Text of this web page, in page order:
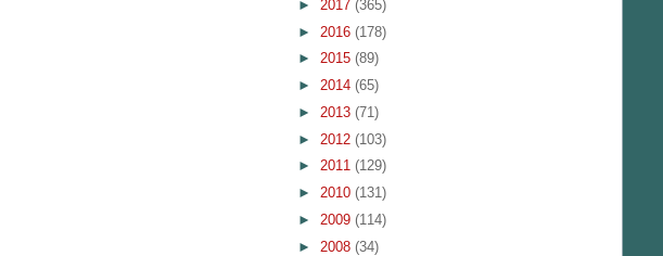
► 2017 (365)
► 2016 (178)
► 2015 (89)
► 2014 (65)
► 2013 (71)
► 2012 (103)
► 2011 (129)
► 2010 (131)
► 2009 (114)
► 2008 (34)